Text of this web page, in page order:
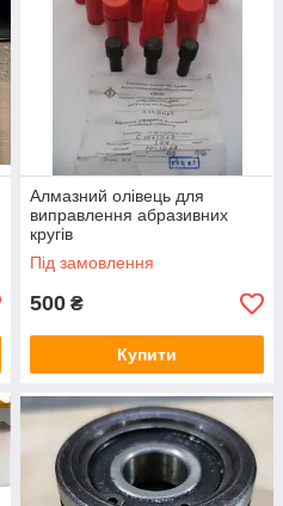
Алмазний олівець для
виправлення абразивних
кругів
Під замовлення
500 ₴
Купити